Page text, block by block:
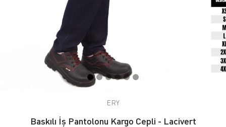
ERY
Baskılı İş Pantolonu Kargo Cepli - Lacivert